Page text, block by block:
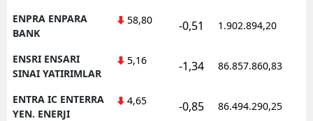
ENPRA ENPARA
BANK
58,80 -0,51 1.902.894,20
ENSRI ENSARI
SINAI YATIRIMLAR
5,16 -1,34 86.857.860,83
ENTRA IC ENTERRA
YEN. ENERJI
4,65 -0,85 86.494.290,25